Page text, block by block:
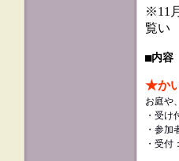
※11
覧い
■内容
★か
お庭や
・受
・参
・ 受付